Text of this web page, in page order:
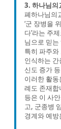
3. 하나님의
폐하나님의
‘군 장병을
다’라는 주
님으로 믿
특히 파주
인식하는
신도 증가
이러한 활동
례도 존재
등은 이 사
고, 군종병
경계와 예